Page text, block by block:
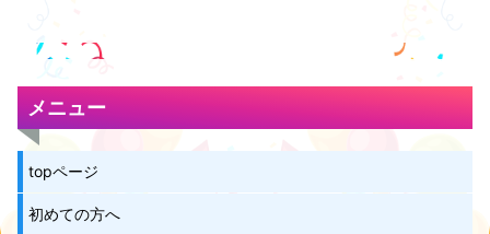
メニュー
topページ
初めての方へ